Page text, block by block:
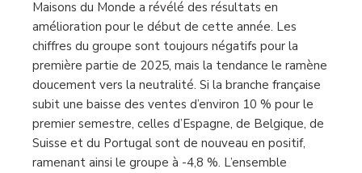
Maisons du Monde a révélé des résultats en
amélioration pour le début de cette année. Les
chiffres du groupe sont toujours négatifs pour la
première partie de 2025, mais la tendance le ramène
doucement vers la neutralité. Si la branche française
subit une baisse des ventes d’environ 10 % pour le
premier semestre, celles d’Espagne, de Belgique, de
Suisse et du Portugal sont de nouveau en positif,
ramenant ainsi le groupe à -4,8 %. L’ensemble